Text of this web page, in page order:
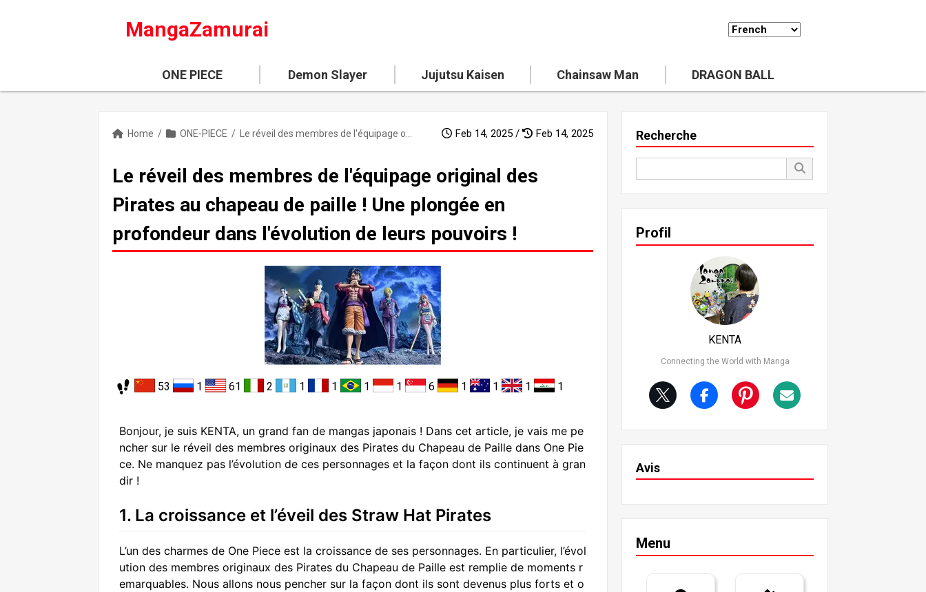
MangaZamurai
ONE PIECE Demon Slayer Jujutsu Kaisen Chainsaw Man DRAGON BALL
Home / ONE-PIECE / Feb 14, 2025 / Feb 14, 2025
Le réveil des membres de l'équipage original des
Pirates au chapeau de paille ! Une plongée en
profondeur dans l'évolution de leurs pouvoirs !
53 1 61 2 1 1 1 1 6 1 1 1 1
Bonjour, je suis KENTA, un grand fan de mangas japonais ! Dans cet article, je vais me pe
ncher sur le réveil des membres originaux des Pirates du Chapeau de Paille dans One Pie
ce. Ne manquez pas l’évolution de ces personnages et la façon dont ils continuent à gran
dir !
1. La croissance et l’éveil des Straw Hat Pirates
L’un des charmes de One Piece est la croissance de ses personnages. En particulier, l’évol
ution des membres originaux des Pirates du Chapeau de Paille est remplie de moments r
emarquables. Nous allons nous pencher sur la façon dont ils sont devenus plus forts et o
Recherche
Profil
KENTA
Connecting the World with Manga
Avis
Menu